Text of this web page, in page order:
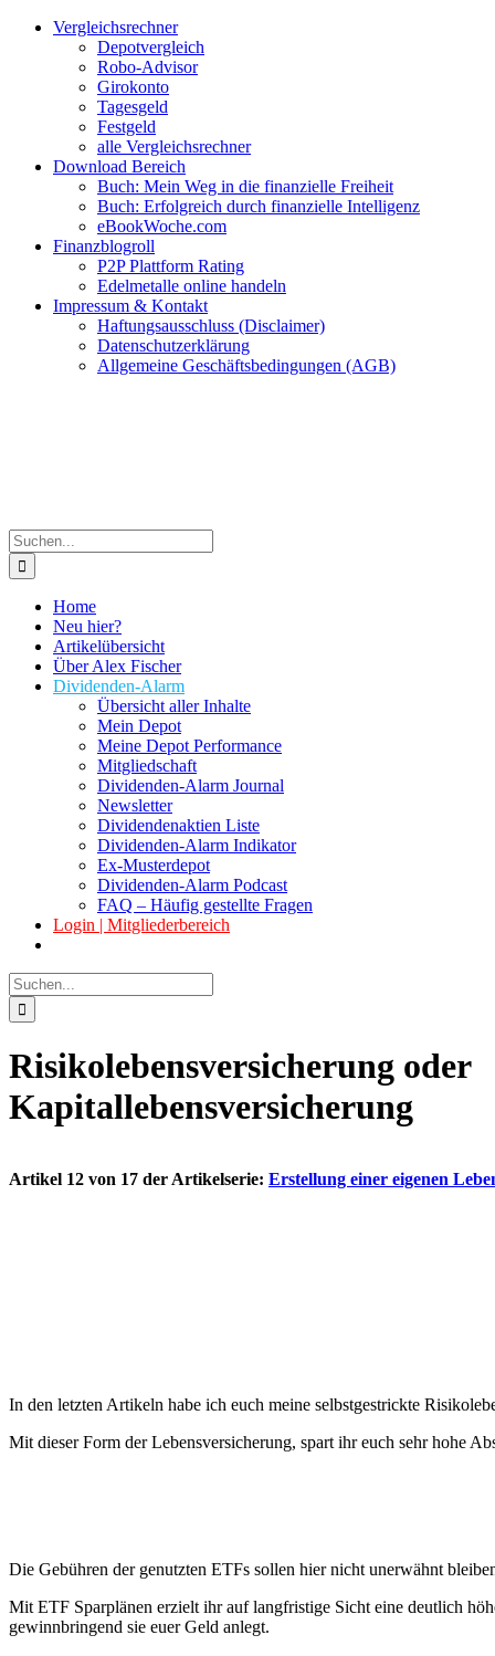
Zum
Facebook
Twitter
Instagram
Pinterest
YouTubeVergleichsrechner
Depotvergleich
Robo-Advisor
Girokonto
Tagesgeld
Festgeld
alle Vergleichsrechner
Download Bereich
Buch: Mein Weg in die finanzielle Freiheit
Buch: Erfolgreich durch finanzielle Intelligenz
eBookWoche.com
Finanzblogroll
P2P Plattform Rating
Edelmetalle online handeln
Impressum & Kontakt
Haftungsausschluss (Disclaimer)
Datenschutzerklärung
Allgemeine Geschäftsbedingungen (AGB)
Suche
nach:
Home
Neu hier?
Artikelübersicht
Über Alex Fischer
Dividenden-Alarm
Übersicht aller Inhalte
Mein Depot
Meine Depot Performance
Mitgliedschaft
Dividenden-Alarm Journal
Newsletter
Dividendenaktien Liste
Dividenden-Alarm Indikator
Ex-Musterdepot
Dividenden-Alarm Podcast
FAQ – Häufig gestellte Fragen
Login | Mitgliederbereich
Suche
nach:
Risikolebensversicherung oder
Kapitallebensversicherung
Artikel 12 von 17 der Artikelserie: Erstellung einer eigenen
In den letzten Artikeln habe ich euch meine selbstgestrickte
Mit dieser Form der Lebensversicherung, spart ihr euch sehr hohe
Die Gebühren der genutzten ETFs sollen hier nicht unerwähnt
Mit ETF Sparplänen erzielt ihr auf langfristige Sicht eine deutlich
gewinnbringend sie euer Geld anlegt.